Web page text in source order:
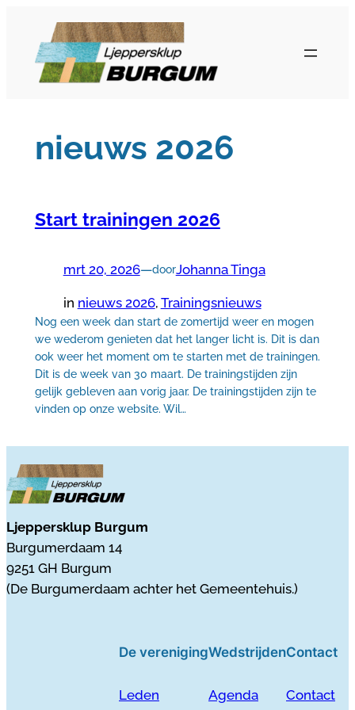
inhoud
nieuws 2026
Start trainingen 2026
mrt 20, 2026—doorJohanna Tinga
in nieuws 2026, Trainingsnieuws
Nog een week dan start de zomertijd weer en mogen
we wederom genieten dat het langer licht is. Dit is dan
ook weer het moment om te starten met de trainingen.
Dit is de week van 30 maart. De trainingstijden zijn
gelijk gebleven aan vorig jaar. De trainingstijden zijn te
vinden op onze website. Wil…
Ljeppersklup Burgum
Burgumerdaam 14
9251 GH Burgum
(De Burgumerdaam achter het Gemeentehuis.)
De vereniging
Leden
Wedstrijden
Agenda
Contact
Contact